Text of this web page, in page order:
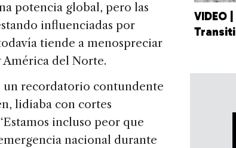
potencia global, pero las
influenciadas por
tiende a menospreciar
América del Norte.
un recordatorio contundente
lidiaba con cortes
incluso peor que
nacional durante
VIDEO